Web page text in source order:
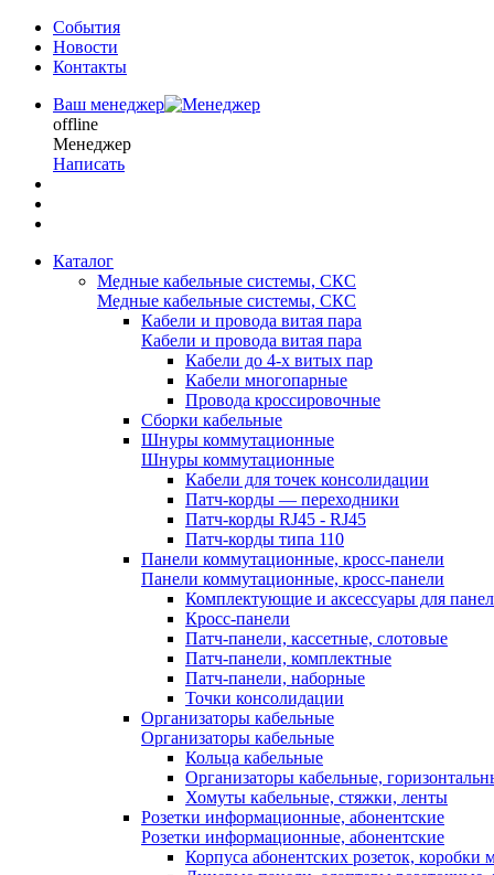
События
Новости
Контакты
Ваш менеджер
offline
Менеджер
Написать
Каталог
Медные кабельные системы, СКС
Медные кабельные системы, СКС
Кабели и провода витая пара
Кабели и провода витая пара
Кабели до 4-х витых пар
Кабели многопарные
Провода кроссировочные
Сборки кабельные
Шнуры коммутационные
Шнуры коммутационные
Кабели для точек консолидации
Патч-корды — переходники
Патч-корды RJ45 - RJ45
Патч-корды типа 110
Панели коммутационные, кросс-панели
Панели коммутационные, кросс-панели
Комплектующие и аксессуары для
Кросс-панели
Патч-панели, кассетные, слотовые
Патч-панели, комплектные
Патч-панели, наборные
Точки консолидации
Организаторы кабельные
Организаторы кабельные
Кольца кабельные
Организаторы кабельные,
Хомуты кабельные, стяжки, ленты
Розетки информационные, абонентские
Розетки информационные, абонентские
Корпуса абонентских розеток, коробки